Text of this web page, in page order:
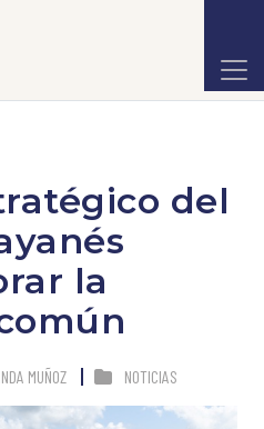
del
la
MUÑOZ NOTICIAS